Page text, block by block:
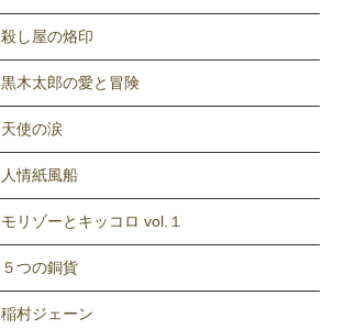
殺し屋の烙印
黒木太郎の愛と冒険
天使の涙
人情紙風船
モリゾーとキッコロ vol.１
５つの銅貨
稲村ジェーン